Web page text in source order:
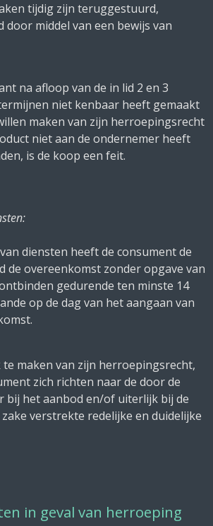
tijdig zijn teruggestuurd,
door middel van een bewijs van
na afloop van de in lid 2 en 3
niet kenbaar heeft gemaakt
maken van zijn herroepingsrecht
niet aan de ondernemer heeft
is de koop een feit.
diensten heeft de consument de
de overeenkomst zonder opgave van
gedurende ten minste 14
op de dag van het aangaan van
maken van zijn herroepingsrecht,
zich richten naar de door de
bij het aanbod en/of uiterlijk bij de
verstrekte redelijke en duidelijke
in geval van herroeping